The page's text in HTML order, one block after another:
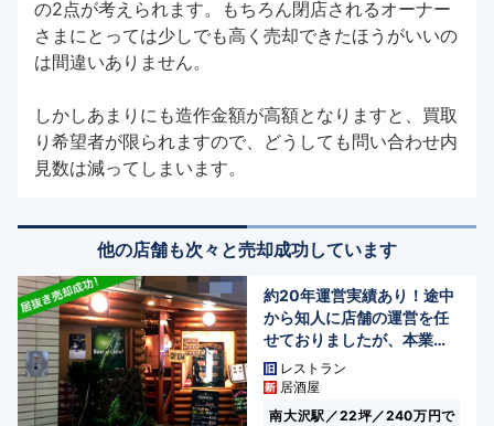
の2点が考えられます。もちろん閉店されるオーナー
さまにとっては少しでも高く売却できたほうがいいの
は間違いありません。
しかしあまりにも造作金額が高額となりますと、買取
り希望者が限られますので、どうしても問い合わせ内
見数は減ってしまいます。
他の店舗も次々と売却成功しています
約20年運営実績あり！途中
から知人に店舗の運営を任
せておりましたが、本業に
専念するため、売却を決
意……。(東京都/八王子市南
大沢)
レストラン
居酒屋
南大沢駅／22坪／240万円で